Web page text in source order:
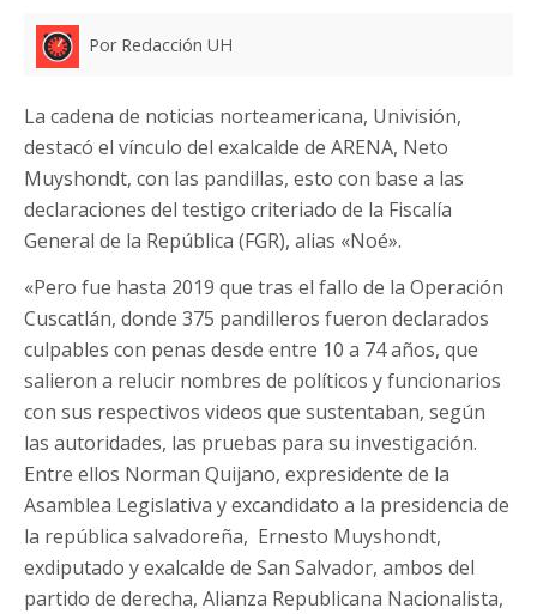
Por Redacción UH
La cadena de noticias norteamericana, Univisión,
destacó el vínculo del exalcalde de ARENA, Neto
Muyshondt, con las pandillas, esto con base a las
declaraciones del testigo criteriado de la Fiscalía
General de la República (FGR), alias «Noé».
«Pero fue hasta 2019 que tras el fallo de la Operación
Cuscatlán, donde 375 pandilleros fueron declarados
culpables con penas desde entre 10 a 74 años, que
salieron a relucir nombres de políticos y funcionarios
con sus respectivos videos que sustentaban, según
las autoridades, las pruebas para su investigación.
Entre ellos Norman Quijano, expresidente de la
Asamblea Legislativa y excandidato a la presidencia de
la república salvadoreña, Ernesto Muyshondt,
exdiputado y exalcalde de San Salvador, ambos del
partido de derecha, Alianza Republicana Nacionalista,